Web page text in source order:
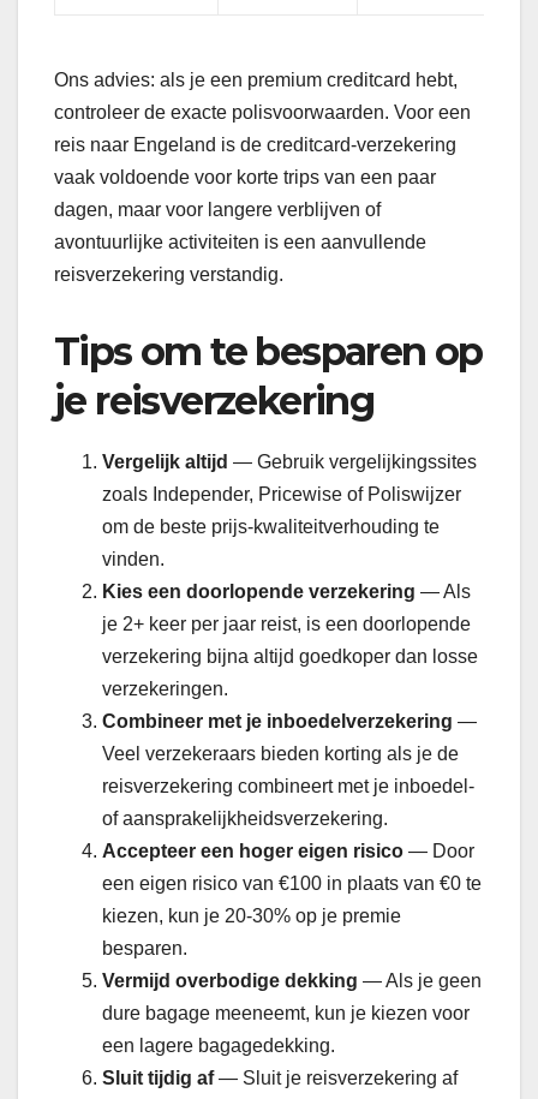
Ons advies: als je een premium creditcard hebt,
controleer de exacte polisvoorwaarden. Voor een
reis naar Engeland is de creditcard-verzekering
vaak voldoende voor korte trips van een paar
dagen, maar voor langere verblijven of
avontuurlijke activiteiten is een aanvullende
reisverzekering verstandig.
Tips om te besparen op
je reisverzekering
Vergelijk altijd — Gebruik vergelijkingssites
zoals Independer, Pricewise of Poliswijzer
om de beste prijs-kwaliteitverhouding te
vinden.
Kies een doorlopende verzekering — Als
je 2+ keer per jaar reist, is een doorlopende
verzekering bijna altijd goedkoper dan losse
verzekeringen.
Combineer met je inboedelverzekering —
Veel verzekeraars bieden korting als je de
reisverzekering combineert met je inboedel-
of aansprakelijkheidsverzekering.
Accepteer een hoger eigen risico — Door
een eigen risico van €100 in plaats van €0 te
kiezen, kun je 20-30% op je premie
besparen.
Vermijd overbodige dekking — Als je geen
dure bagage meeneemt, kun je kiezen voor
een lagere bagagedekking.
Sluit tijdig af— Sluit je reisverzekering af